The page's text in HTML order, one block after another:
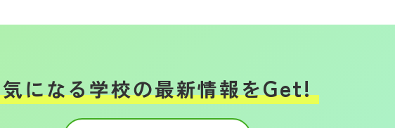
気になる学校の最新情報をGet!